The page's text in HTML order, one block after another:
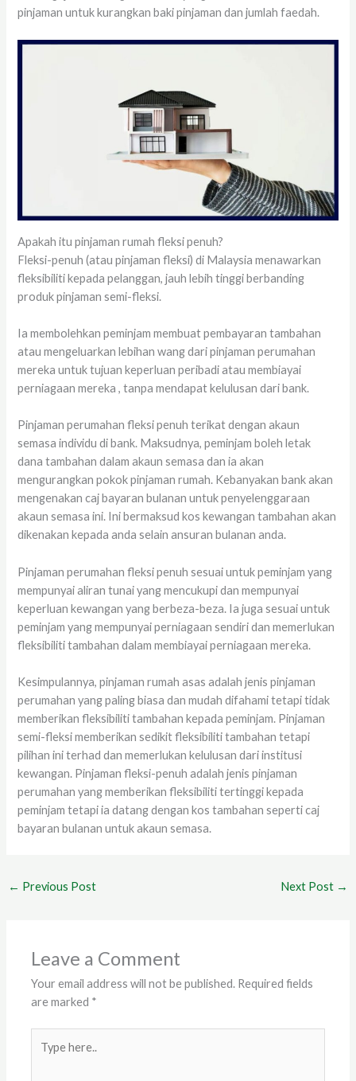
pinjaman untuk kurangkan baki pinjaman dan jumlah faedah.
Apakah itu pinjaman rumah fleksi penuh?
Fleksi-penuh (atau pinjaman fleksi) di Malaysia menawarkan
fleksibiliti kepada pelanggan, jauh lebih tinggi berbanding
produk pinjaman semi-fleksi.
Ia membolehkan peminjam membuat pembayaran tambahan
atau mengeluarkan lebihan wang dari pinjaman perumahan
mereka untuk tujuan keperluan peribadi atau membiayai
perniagaan mereka , tanpa mendapat kelulusan dari bank.
Pinjaman perumahan fleksi penuh terikat dengan akaun
semasa individu di bank. Maksudnya, peminjam boleh letak
dana tambahan dalam akaun semasa dan ia akan
mengurangkan pokok pinjaman rumah. Kebanyakan bank akan
mengenakan caj bayaran bulanan untuk penyelenggaraan
akaun semasa ini. Ini bermaksud kos kewangan tambahan akan
dikenakan kepada anda selain ansuran bulanan anda.
Pinjaman perumahan fleksi penuh sesuai untuk peminjam yang
mempunyai aliran tunai yang mencukupi dan mempunyai
keperluan kewangan yang berbeza-beza. Ia juga sesuai untuk
peminjam yang mempunyai perniagaan sendiri dan memerlukan
fleksibiliti tambahan dalam membiayai perniagaan mereka.
Kesimpulannya, pinjaman rumah asas adalah jenis pinjaman
perumahan yang paling biasa dan mudah difahami tetapi tidak
memberikan fleksibiliti tambahan kepada peminjam. Pinjaman
semi-fleksi memberikan sedikit fleksibiliti tambahan tetapi
pilihan ini terhad dan memerlukan kelulusan dari institusi
kewangan. Pinjaman fleksi-penuh adalah jenis pinjaman
perumahan yang memberikan fleksibiliti tertinggi kepada
peminjam tetapi ia datang dengan kos tambahan seperti caj
bayaran bulanan untuk akaun semasa.
← Previous Post Next Post →
Leave a Comment
Your email address will not be published. Required fields
are marked *
here..